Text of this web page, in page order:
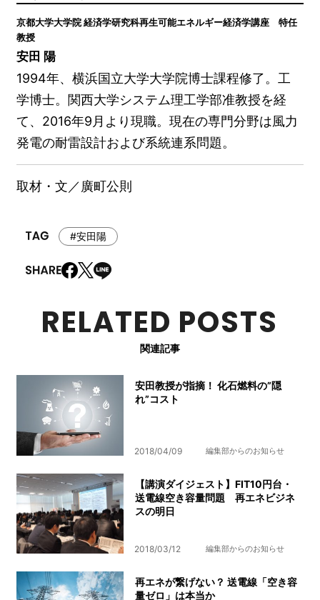
京都大学大学院 経済学研究科再生可能エネルギー経済学講座 特任
教授
安田 陽
1994年、横浜国立大学大学院博士課程修了。工
学博士。関西大学システム理工学部准教授を経
て、2016年9月より現職。現在の専門分野は風力
発電の耐雷設計および系統連系問題。
取材・文／廣町公則
#安田陽
RELATED POSTS
関連記事
安田教授が指摘！ 化石燃料の”隠
れ”コスト
2018/04/09 編集部からのお知らせ
【講演ダイジェスト】FIT10円台・
送電線空き容量問題 再エネビジネ
スの明日
2018/03/12 編集部からのお知らせ
再エネが繋げない？ 送電線「空き容
量ゼロ」は本当か